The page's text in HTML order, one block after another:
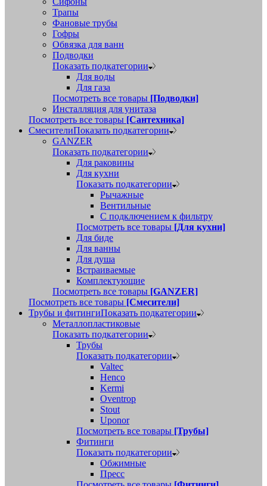
Трапы
Фановые трубы
Гофры
Обвязка для ванн
Подводки
Показать подкатегории
Для воды
Для газа
Посмотреть все товары [Подводки]
Инсталляция для унитаза
Посмотреть все товары [Сантехника]
СмесителиПоказать подкатегории
GANZER
Показать подкатегории
Для раковины
Для кухни
Показать подкатегории
Рычажные
Вентильные
С подключением к фильтру
Посмотреть все товары [Для кухни]
Для биде
Для ванны
Для душа
Встраиваемые
Комплектующие
Посмотреть все товары [GANZER]
Посмотреть все товары [Смесители]
Трубы и фитингиПоказать подкатегории
Металлопластиковые
Показать подкатегории
Трубы
Показать подкатегории
Valtec
Henco
Kermi
Oventrop
Stout
Uponor
Посмотреть все товары [Трубы]
Фитинги
Показать подкатегории
Обжимные
Пресс